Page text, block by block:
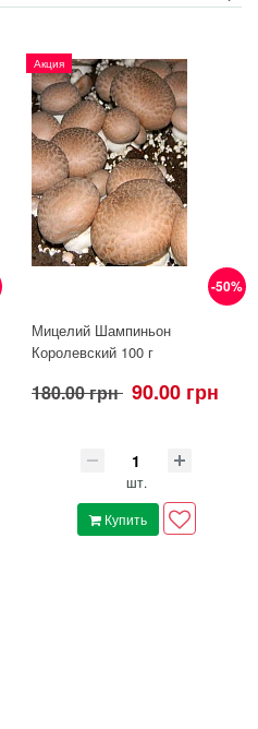
-50%
Акция
Мицелий Шампиньон
Королевский 100 г
180.00 грн 90.00 грн
шт.
Купить